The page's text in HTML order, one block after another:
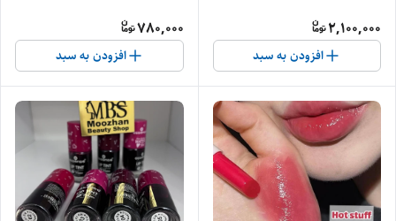
2,100,000
افزودن به سبد
780,000
افزودن به سبد